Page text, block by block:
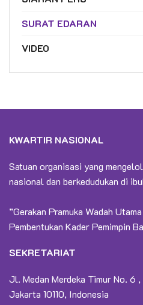
SURAT EDARAN
VIDEO
KWARTIR NASIONAL
Satuan organisasi yang
nasional dan berkedudukan di
”Gerakan Pramuka Wadah Utama
Pembentukan Kader Pemimpin
SEKRETARIAT
Jl. Medan Merdeka Timur No. 6 ,
Jakarta 10110, Indonesia